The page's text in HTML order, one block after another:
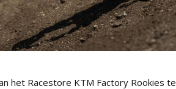
het Racestore KTM Factory Rookies